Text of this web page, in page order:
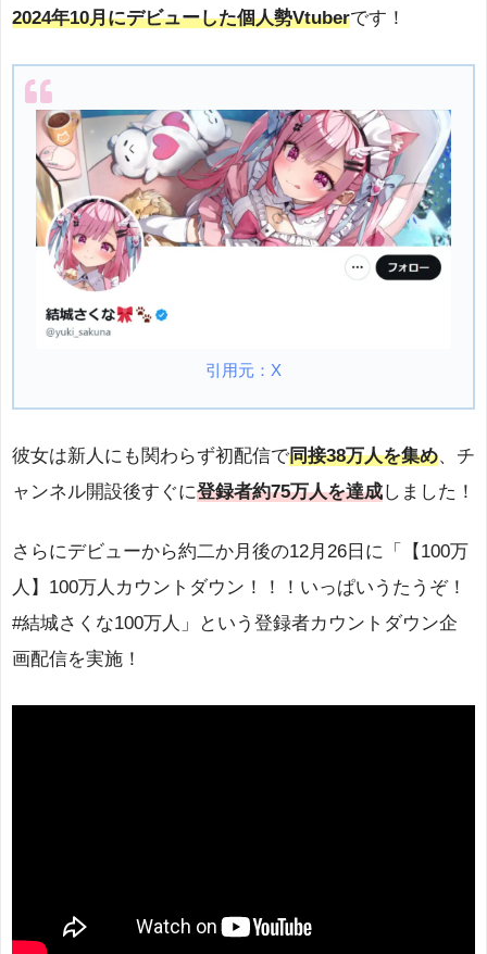
2024年10月にデビューした個人勢Vtuberです！
引用元：X
彼女は新人にも関わらず初配信で同接38万人を集め、チ
ャンネル開設後すぐに登録者約75万人を達成しました！
さらにデビューから約二か月後の12月26日に「【100万
人】100万人カウントダウン！！！いっぱいうたうぞ！
#結城さくな100万人」という登録者カウントダウン企
画配信を実施！